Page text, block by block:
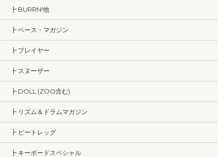
┣ BURRN!他
┣ ベース・マガジン
┣ プレイヤー
┣ スヌーザー
┣ DOLL (ZOO含む)
┣ リズム＆ドラムマガジン
┣ ビートレッグ
┣ キーボードスペシャル